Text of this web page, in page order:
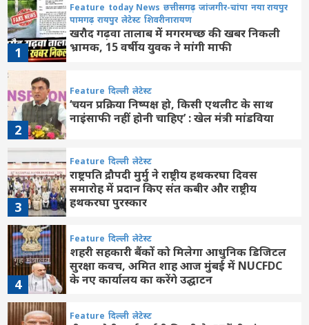
1
Feature today News छत्तीसगढ़ जांजगीर-चांपा नया रायपुर
पामगढ़ रायपुर लेटेस्ट शिवरीनारायण
खरौद गढ़वा तालाब में मगरमच्छ की खबर निकली
भ्रामक, 15 वर्षीय युवक ने मांगी माफी
2
Feature दिल्ली लेटेस्ट
‘चयन प्रक्रिया निष्पक्ष हो, किसी एथलीट के साथ
नाइंसाफी नहीं होनी चाहिए’ : खेल मंत्री मांडविया
3
Feature दिल्ली लेटेस्ट
राष्ट्रपति द्रौपदी मुर्मु ने राष्ट्रीय हथकरघा दिवस
समारोह में प्रदान किए संत कबीर और राष्ट्रीय
हथकरघा पुरस्कार
4
Feature दिल्ली लेटेस्ट
शहरी सहकारी बैंकों को मिलेगा आधुनिक डिजिटल
सुरक्षा कवच, अमित शाह आज मुंबई में NUCFDC
के नए कार्यालय का करेंगे उद्घाटन
Feature दिल्ली लेटेस्ट